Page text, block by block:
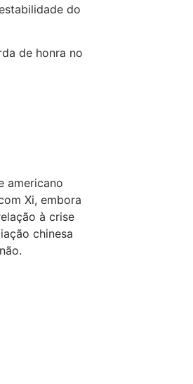
do
de honra no
americano
Xi, embora
à crise
chinesa